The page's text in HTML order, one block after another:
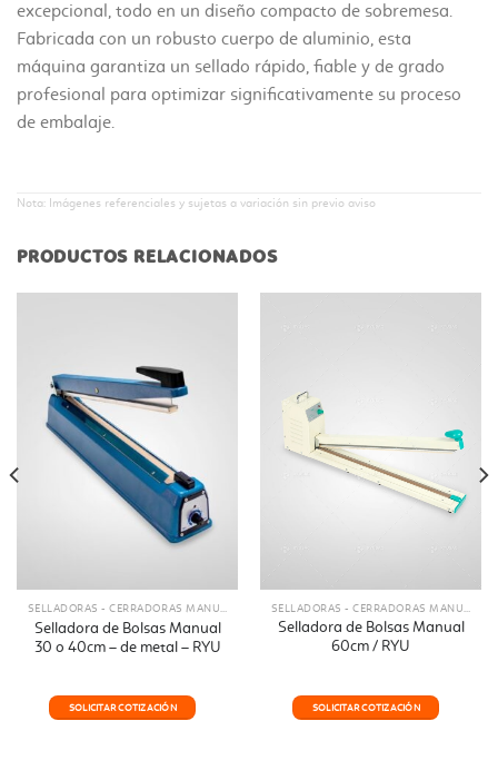
excepcional, todo en un diseño compacto de sobremesa.
Fabricada con un robusto cuerpo de aluminio, esta
máquina garantiza un sellado rápido, fiable y de grado
profesional para optimizar significativamente su proceso
de embalaje.
Nota: Imágenes referenciales y sujetas a variación sin previo aviso
PRODUCTOS RELACIONADOS
SELLADORAS - CERRADORAS MANUALES Y AUTOMATICAS
Selladora de Bolsas Manual
30 o 40cm – de metal – RYU
SOLICITAR COTIZACIÓN
SELLADORAS - CERRADORAS MANUALES Y AUTOMATICAS
Selladora de Bolsas Manual
60cm / RYU
SOLICITAR COTIZACIÓN